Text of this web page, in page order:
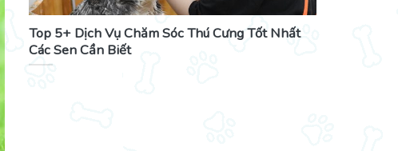
Top 5+ Dịch Vụ Chăm Sóc Thú Cưng Tốt Nhất
Các Sen Cần Biết